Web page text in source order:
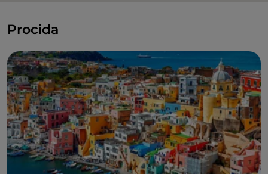
Procida